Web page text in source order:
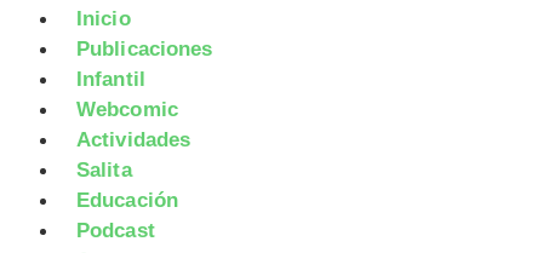
Inicio
Publicaciones
Infantil
Webcomic
Actividades
Salita
Educación
Podcast